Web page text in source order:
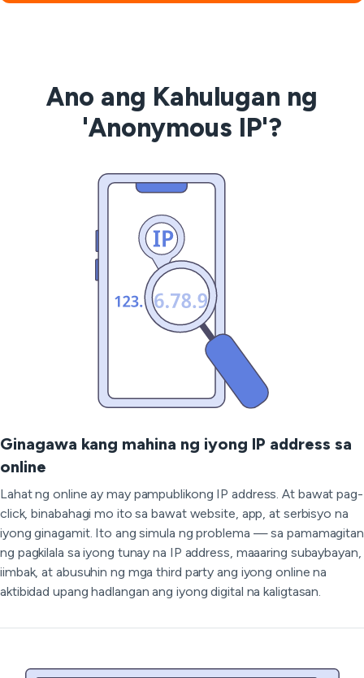
Ano ang Kahulugan ng
'Anonymous IP'?
Ginagawa kang mahina ng iyong IP address sa
online
Lahat ng online ay may pampublikong IP address. At bawat pag-
click, binabahagi mo ito sa bawat website, app, at serbisyo na
iyong ginagamit. Ito ang simula ng problema — sa pamamagitan
ng pagkilala sa iyong tunay na IP address, maaaring subaybayan,
iimbak, at abusuhin ng mga third party ang iyong online na
aktibidad upang hadlangan ang iyong digital na kaligtasan.